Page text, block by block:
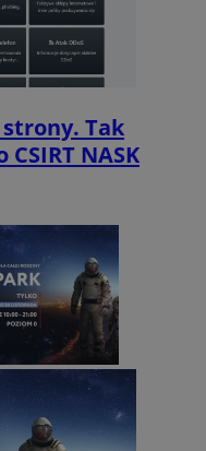
strony. Tak
NASK